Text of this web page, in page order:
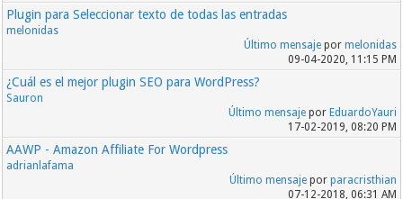
Plugin para Seleccionar texto de todas las entradas
melonidas
Último mensajepor melonidas
09-04-2020, 11:15 PM
¿Cuál es el mejor plugin SEO para WordPress?
Sauron
Último mensajepor EduardoYauri
17-02-2019, 08:20 PM
AAWP - Amazon Affiliate For Wordpress
adrianlafama
Último mensajepor paracristhian
07-12-2018, 06:31 AM